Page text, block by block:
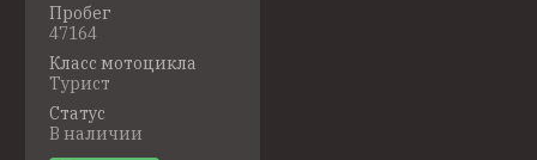
Пробег
47164
Класс мотоцикла
Турист
Статус
В наличии